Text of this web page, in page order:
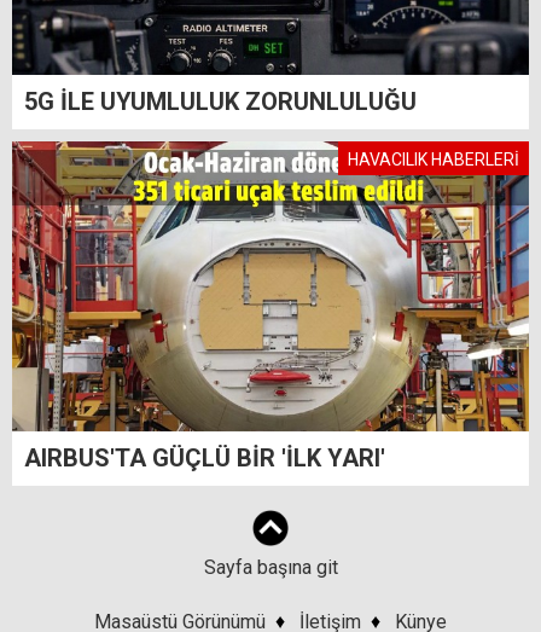
5G İLE UYUMLULUK ZORUNLULUĞU
HAVACILIK HABERLERİ
AIRBUS'TA GÜÇLÜ BİR 'İLK YARI'
Sayfa başına git
Masaüstü Görünümü ♦ İletişim ♦ Künye